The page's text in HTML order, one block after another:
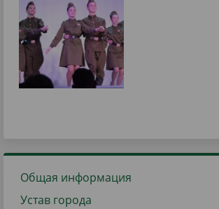
Общая информация
Устав города